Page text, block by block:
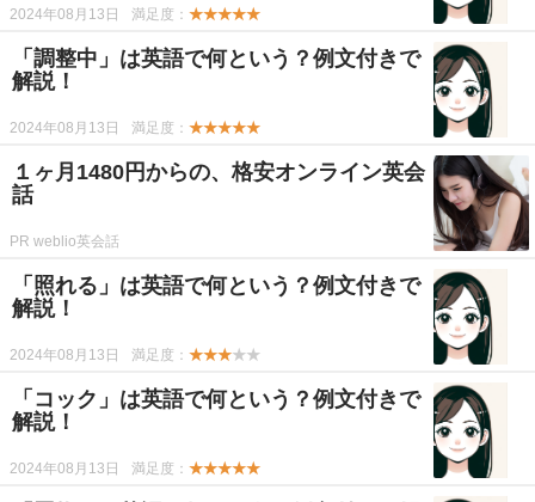
2024年08月13日 満足度： ★★★★★
「調整中」は英語で何という？例文付きで
解説！
2024年08月13日 満足度： ★★★★★
１ヶ月1480円からの、格安オンライン英会
話
PR weblio英会話
「照れる」は英語で何という？例文付きで
解説！
2024年08月13日 満足度： ★★★★★
「コック」は英語で何という？例文付きで
解説！
2024年08月13日 満足度： ★★★★★